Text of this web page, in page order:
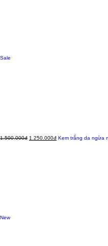
Sale
1.500.000đ 1.250.000đ Kem trắng da ngừa
New